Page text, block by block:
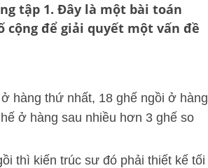
tập 1. Đây là một bài toán
cộng để giải quyết một vấn đề
hàng thứ nhất, 18 ghế ngồi ở hàng
ở hàng sau nhiều hơn 3 ghế so
thì kiến trúc sư đó phải thiết kế tối